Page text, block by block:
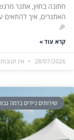
חתונה בחוץ, אתגר
האתגרים, איך להתאים
🎉
קרא עוד »
28/07/2026 אין תגובות
שירותים ניידים ברמה